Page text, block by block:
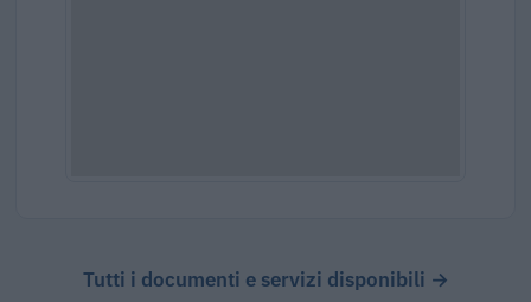
Tutti i documenti e servizi disponibili →